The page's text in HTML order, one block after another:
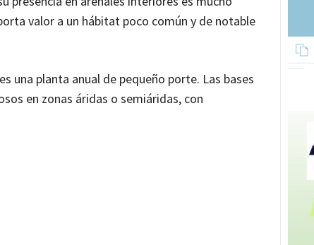
valor a un hábitat poco común y de notable
una planta anual de pequeño porte. Las bases
en zonas áridas o semiáridas, con